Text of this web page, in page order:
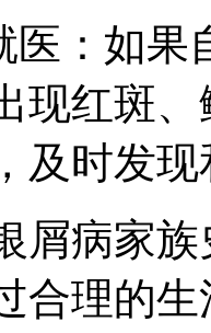
医：如
现红斑
及时发
屑病家
合理的